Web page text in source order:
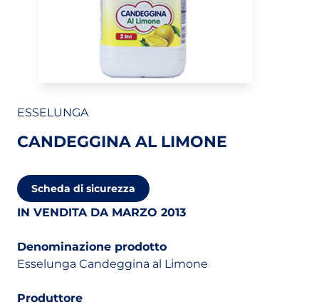
ESSELUNGA
CANDEGGINA AL LIMONE
Scheda di sicurezza (apri in un nuovo tab)
IN VENDITA DA MARZO 2013
Denominazione prodotto
Esselunga Candeggina al Limone
Produttore